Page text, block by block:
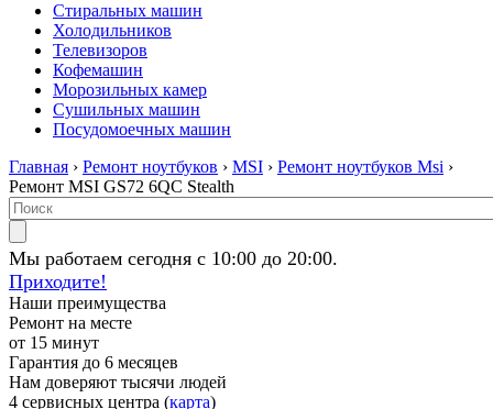
Стиральных машин
Холодильников
Телевизоров
Кофемашин
Морозильных камер
Сушильных машин
Посудомоечных машин
Главная › Ремонт ноутбуков › MSI › Ремонт ноутбуков Msi ›
Ремонт MSI GS72 6QC Stealth
Мы работаем сегодня с 10:00 до 20:00.
Приходите!
Наши преимущества
Ремонт на месте
от 15 минут
Гарантия до 6 месяцев
Нам доверяют тысячи людей
4 сервисных центра (карта)